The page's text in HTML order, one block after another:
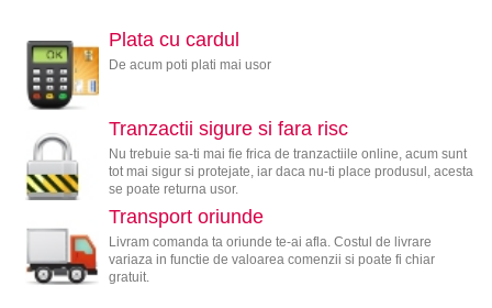
Plata cu cardul
De acum poti plati mai usor
Tranzactii sigure si fara risc
Nu trebuie sa-ti mai fie frica de tranzactiile online, acum sunt
tot mai sigur si protejate, iar daca nu-ti place produsul, acesta
se poate returna usor.
Transport oriunde
Livram comanda ta oriunde te-ai afla. Costul de livrare
variaza in functie de valoarea comenzii si poate fi chiar
gratuit.